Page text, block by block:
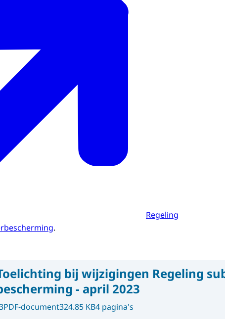
Regeling
.
bij wijzigingen Regeling
- april 2023
PDF-document324.85 KB4 pagina's